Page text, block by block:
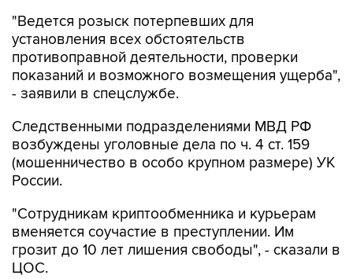
"Ведется розыск потерпевших для
установления всех обстоятельств
противоправной деятельности, проверки
показаний и возможного возмещения ущерба",
- заявили в спецслужбе.
Следственными подразделениями МВД РФ
возбуждены уголовные дела по ч. 4 ст. 159
(мошенничество в особо крупном размере) УК
России.
"Сотрудникам криптообменника и курьерам
вменяется соучастие в преступлении. Им
грозит до 10 лет лишения свободы", - сказали в
ЦОС.